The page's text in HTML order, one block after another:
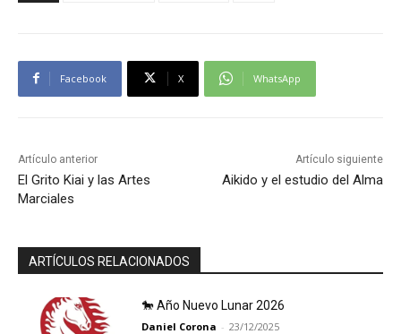
Facebook X WhatsApp
Artículo anterior
El Grito Kiai y las Artes
Marciales
Artículo siguiente
Aikido y el estudio del Alma
ARTÍCULOS RELACIONADOS
🐎 Año Nuevo Lunar 2026
Daniel Corona - 23/12/2025